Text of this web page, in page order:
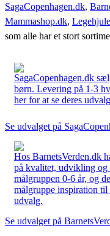
SagaCopenhagen.dk,
Mammashop.dk,
som alle har et stort
SagaCopenhagen.dk
børn. Levering på 1-3
her for at se deres
Se udvalget på
Hos BarnetsVerden.dk
på kvalitet, udvikling
målgruppen 0-6 år, og
målgruppe inspiration
udvalg.
Se udvalget på